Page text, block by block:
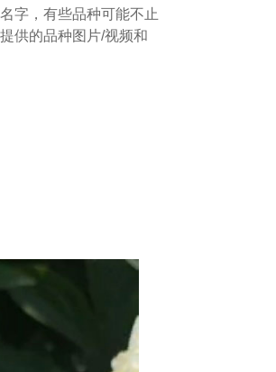
字，有些品种可能不止
供的品种图片/视频和